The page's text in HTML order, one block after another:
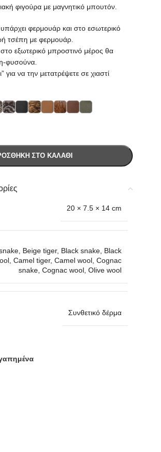
φιγούρα με μαγνητικό μπουτόν.
φερμουάρ και στο εσωτερικό
τσέπη με φερμουάρ.
εξωτερικό μπροστινό μέρος θα
φυσούνα.
για να την μετατρέψετε σε χιαστί
ΣΤΟ ΚΑΛΆΘΙ
20 × 7.5 × 14 cm
, Beige tiger, Black snake, Black
, Camel tiger, Camel wool, Cognac
snake, Cognac wool, Olive wool
Συνθετικό δέρμα